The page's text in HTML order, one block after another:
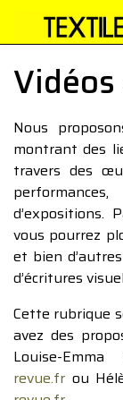
Nous
montrant des
travers des
d’expositions.
vous pourrez
et bien
d’écritures
Cette rubrique
avez des
Louise-
revue.fr ou